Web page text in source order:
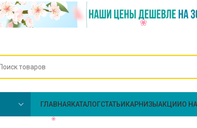
ГЛАВНАЯ КАТАЛОГСТАТЬИ КАРНИЗЫ АКЦИИ О